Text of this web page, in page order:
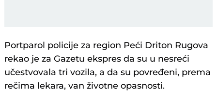
Portparol policije za region Peći Driton Rugova
rekao je za Gazetu ekspres da su u nesreći
učestvovala tri vozila, a da su povređeni, prema
rečima lekara, van životne opasnosti.